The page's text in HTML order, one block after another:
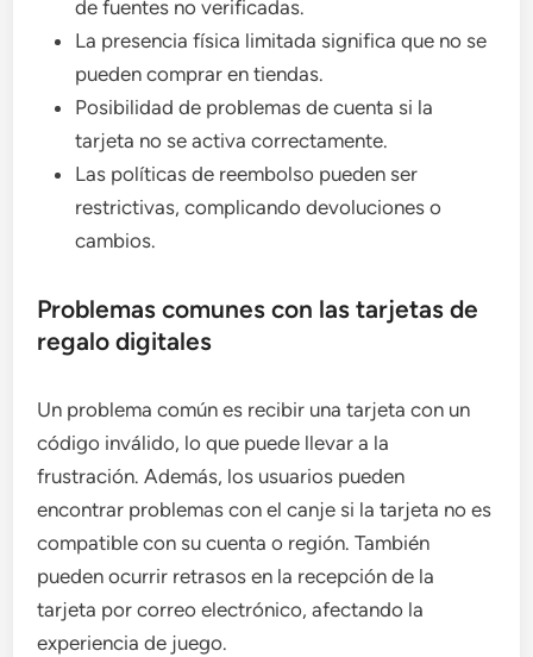
de fuentes no verificadas.
La presencia física limitada significa que no se
pueden comprar en tiendas.
Posibilidad de problemas de cuenta si la
tarjeta no se activa correctamente.
Las políticas de reembolso pueden ser
restrictivas, complicando devoluciones o
cambios.
Problemas comunes con las tarjetas de
regalo digitales
Un problema común es recibir una tarjeta con un
código inválido, lo que puede llevar a la
frustración. Además, los usuarios pueden
encontrar problemas con el canje si la tarjeta no es
compatible con su cuenta o región. También
pueden ocurrir retrasos en la recepción de la
tarjeta por correo electrónico, afectando la
experiencia de juego.